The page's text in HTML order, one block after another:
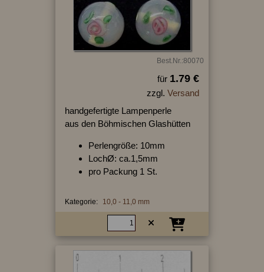
Best.Nr.:80070
für 1.79 €
zzgl. Versand
handgefertigte Lampenperle
aus den Böhmischen Glashütten
Perlengröße: 10mm
LochØ: ca.1,5mm
pro Packung 1 St.
Kategorie: 10,0 - 11,0 mm